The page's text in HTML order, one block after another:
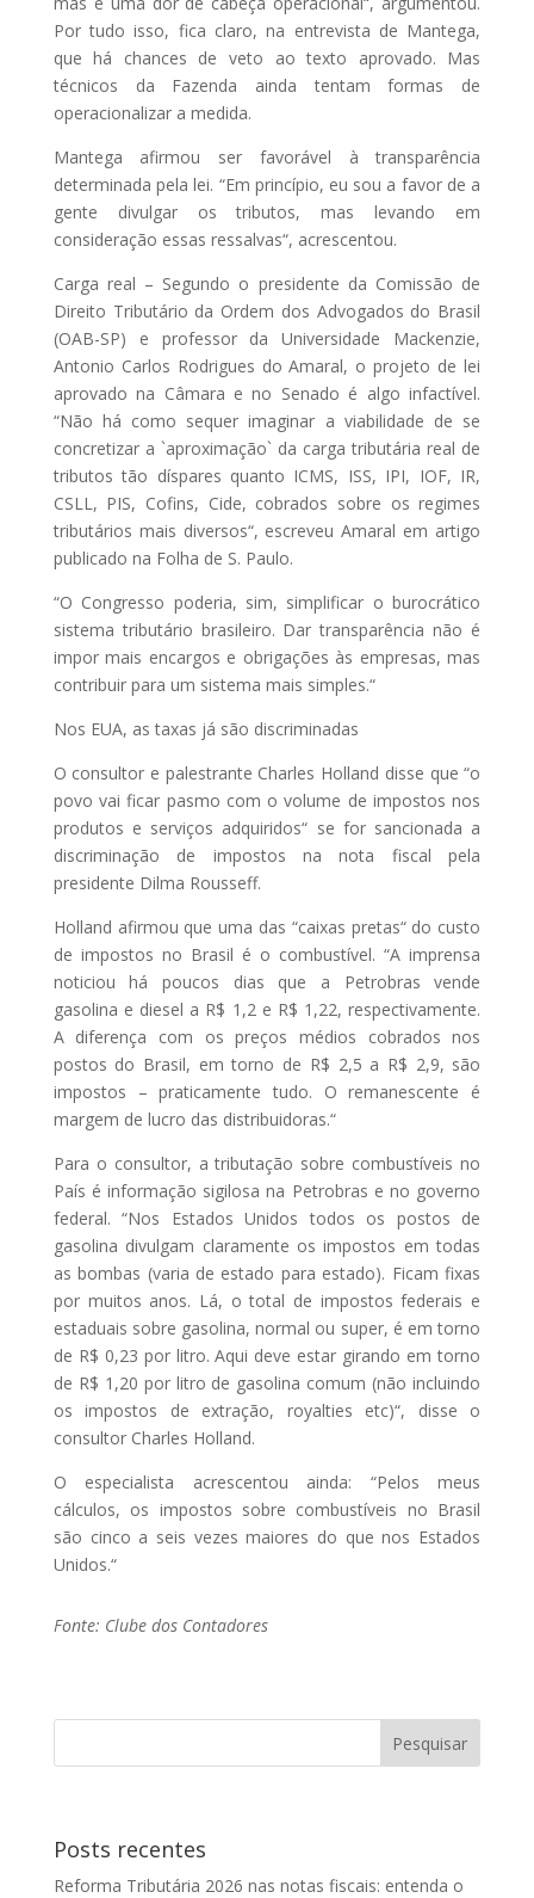
Por tudo isso, fica claro, na entrevista de Mantega,
que há chances de veto ao texto aprovado. Mas
técnicos da Fazenda ainda tentam formas de
operacionalizar a medida.
Mantega afirmou ser favorável à transparência
determinada pela lei. “Em princípio, eu sou a favor de a
gente divulgar os tributos, mas levando em
consideração essas ressalvas“, acrescentou.
Carga real – Segundo o presidente da Comissão de
Direito Tributário da Ordem dos Advogados do Brasil
(OAB-SP) e professor da Universidade Mackenzie,
Antonio Carlos Rodrigues do Amaral, o projeto de lei
aprovado na Câmara e no Senado é algo infactível.
“Não há como sequer imaginar a viabilidade de se
concretizar a `aproximação` da carga tributária real de
tributos tão díspares quanto ICMS, ISS, IPI, IOF, IR,
CSLL, PIS, Cofins, Cide, cobrados sobre os regimes
tributários mais diversos“, escreveu Amaral em artigo
publicado na Folha de S. Paulo.
“O Congresso poderia, sim, simplificar o burocrático
sistema tributário brasileiro. Dar transparência não é
impor mais encargos e obrigações às empresas, mas
contribuir para um sistema mais simples.“
Nos EUA, as taxas já são discriminadas
O consultor e palestrante Charles Holland disse que “o
povo vai ficar pasmo com o volume de impostos nos
produtos e serviços adquiridos“ se for sancionada a
discriminação de impostos na nota fiscal pela
presidente Dilma Rousseff.
Holland afirmou que uma das “caixas pretas“ do custo
de impostos no Brasil é o combustível. “A imprensa
noticiou há poucos dias que a Petrobras vende
gasolina e diesel a R$ 1,2 e R$ 1,22, respectivamente.
A diferença com os preços médios cobrados nos
postos do Brasil, em torno de R$ 2,5 a R$ 2,9, são
impostos – praticamente tudo. O remanescente é
margem de lucro das distribuidoras.“
Para o consultor, a tributação sobre combustíveis no
País é informação sigilosa na Petrobras e no governo
federal. “Nos Estados Unidos todos os postos de
gasolina divulgam claramente os impostos em todas
as bombas (varia de estado para estado). Ficam fixas
por muitos anos. Lá, o total de impostos federais e
estaduais sobre gasolina, normal ou super, é em torno
de R$ 0,23 por litro. Aqui deve estar girando em torno
de R$ 1,20 por litro de gasolina comum (não incluindo
os impostos de extração, royalties etc)“, disse o
consultor Charles Holland.
O especialista acrescentou ainda: “Pelos meus
cálculos, os impostos sobre combustíveis no Brasil
são cinco a seis vezes maiores do que nos Estados
Unidos.“
Fonte: Clube dos Contadores
Posts recentes
Reforma Tributária 2026 nas notas fiscais: entenda o